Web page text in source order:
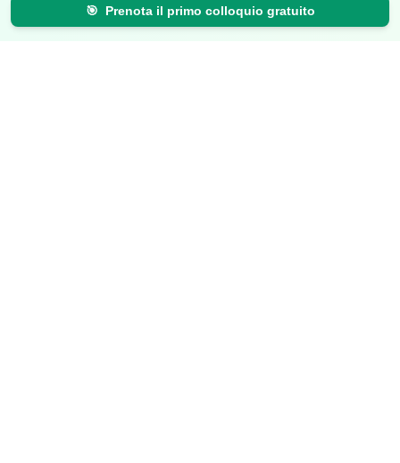
🎯 Prenota il primo colloquio gratuito
Calcolatori